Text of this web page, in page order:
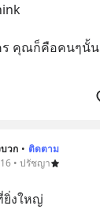
ร คุณก็คือคนๆนั้น
วก • ติดตาม
• ปรัชญา
งใหญ่